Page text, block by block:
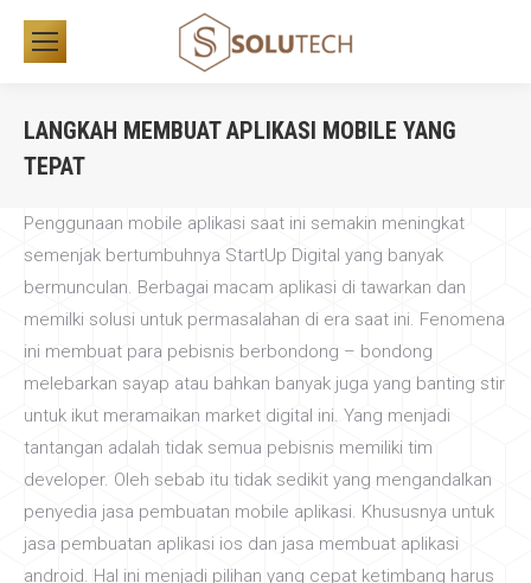
LANGKAH MEMBUAT APLIKASI MOBILE YANG
TEPAT
Penggunaan mobile aplikasi saat ini semakin meningkat
semenjak bertumbuhnya StartUp Digital yang banyak
bermunculan. Berbagai macam aplikasi di tawarkan dan
memilki solusi untuk permasalahan di era saat ini. Fenomena
ini membuat para pebisnis berbondong – bondong
melebarkan sayap atau bahkan banyak juga yang banting stir
untuk ikut meramaikan market digital ini. Yang menjadi
tantangan adalah tidak semua pebisnis memiliki tim
developer. Oleh sebab itu tidak sedikit yang mengandalkan
penyedia jasa pembuatan mobile aplikasi. Khususnya untuk
jasa pembuatan aplikasi ios dan jasa membuat aplikasi
android. Hal ini menjadi pilihan yang cepat ketimbang harus